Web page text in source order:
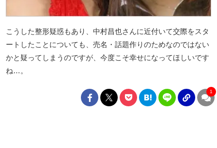
こうした整形疑惑もあり、中村昌也さんに近付いて交際をスタ
ートしたことについても、売名・話題作りのためなのではない
かと疑ってしまうのですが、今度こそ幸せになってほしいです
ね…。
1